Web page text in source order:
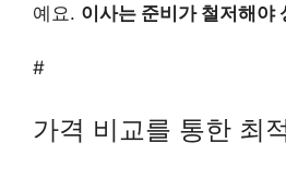
예요. 이사는 준비가 철저해야
#
가격 비교를 통한 최